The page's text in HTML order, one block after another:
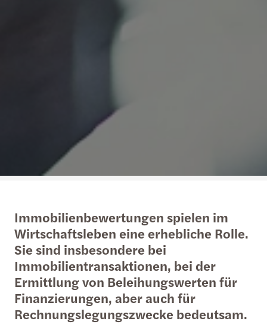
Immobilienbewertungen spielen im
Wirtschaftsleben eine erhebliche Rolle.
Sie sind insbesondere bei
Immobilientransaktionen, bei der
Ermittlung von Beleihungswerten für
Finanzierungen, aber auch für
Rechnungslegungszwecke bedeutsam.